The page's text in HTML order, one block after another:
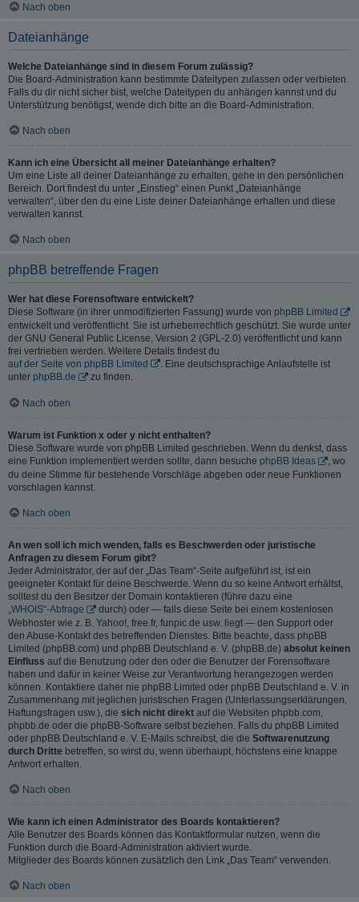
Nach oben
Dateianhänge
Welche Dateianhänge sind in diesem Forum zulässig?
Die Board-Administration kann bestimmte Dateitypen zulassen oder verbieten.
Falls du dir nicht sicher bist, welche Dateitypen du anhängen kannst und du
Unterstützung benötigst, wende dich bitte an die Board-Administration.
Nach oben
Kann ich eine Übersicht all meiner Dateianhänge erhalten?
Um eine Liste all deiner Dateianhänge zu erhalten, gehe in den persönlichen
Bereich. Dort findest du unter „Einstieg“ einen Punkt „Dateianhänge
verwalten“, über den du eine Liste deiner Dateianhänge erhalten und diese
verwalten kannst.
Nach oben
phpBB betreffende Fragen
Wer hat diese Forensoftware entwickelt?
Diese Software (in ihrer unmodifizierten Fassung) wurde von phpBB Limited
entwickelt und veröffentlicht. Sie ist urheberrechtlich geschützt. Sie wurde unter
der GNU General Public License, Version 2 (GPL-2.0) veröffentlicht und kann
frei vertrieben werden. Weitere Details findest du
auf der Seite von phpBB Limited
. Eine deutschsprachige Anlaufstelle ist
unter phpBB.de zu finden.
Nach oben
Warum ist Funktion x oder y nicht enthalten?
Diese Software wurde von phpBB Limited geschrieben. Wenn du denkst, dass
eine Funktion implementiert werden sollte, dann besuche phpBB Ideas
, wo
du deine Stimme für bestehende Vorschläge abgeben oder neue Funktionen
vorschlagen kannst.
Nach oben
An wen soll ich mich wenden, falls es Beschwerden oder juristische
Anfragen zu diesem Forum gibt?
Jeder Administrator, der auf der „Das Team“-Seite aufgeführt ist, ist ein
geeigneter Kontakt für deine Beschwerde. Wenn du so keine Antwort erhältst,
solltest du den Besitzer der Domain kontaktieren (führe dazu eine
„WHOIS“-Abfrage
durch) oder — falls diese Seite bei einem kostenlosen
Webhoster wie z. B. Yahoo!, free.fr, funpic.de usw. liegt — den Support oder
den Abuse-Kontakt des betreffenden Dienstes. Bitte beachte, dass phpBB
Limited (phpBB.com) und phpBB Deutschland e. V. (phpBB.de) absolut keinen
Einfluss auf die Benutzung oder den oder die Benutzer der Forensoftware
haben und dafür in keiner Weise zur Verantwortung herangezogen werden
können. Kontaktiere daher nie phpBB Limited oder phpBB Deutschland e. V. in
Zusammenhang mit jeglichen juristischen Fragen (Unterlassungserklärungen,
Haftungsfragen usw.), die sich nicht direkt auf die Websiten phpbb.com,
phpbb.de oder die phpBB-Software selbst beziehen. Falls du phpBB Limited
oder phpBB Deutschland e. V. E-Mails schreibst, die die Softwarenutzung
durch Dritte betreffen, so wirst du, wenn überhaupt, höchstens eine knappe
Antwort erhalten.
Nach oben
Wie kann ich einen Administrator des Boards kontaktieren?
Alle Benutzer des Boards können das Kontaktformular nutzen, wenn die
Funktion durch die Board-Administration aktiviert wurde.
Mitglieder des Boards können zusätzlich den Link „Das Team“ verwenden.
Nach oben